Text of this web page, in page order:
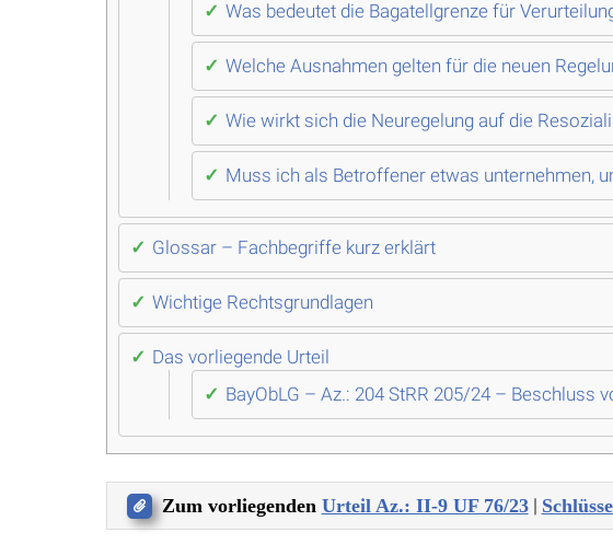
Was bedeutet die Bagatellgrenze für
Welche Ausnahmen gelten für die neuen
Wie wirkt sich die Neuregelung auf die
Muss ich als Betroffener etwas unternehmen,
Glossar – Fachbegriffe kurz erklärt
Wichtige Rechtsgrundlagen
Das vorliegende Urteil
BayObLG – Az.: 204 StRR 205/24 – Beschluss
Zum vorliegenden Urteil Az.: II-9 UF 76/23|